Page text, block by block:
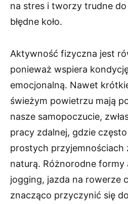
na stres i tworzy trudne
błędne koło.
Aktywność fizyczna jest
ponieważ wspiera
emocjonalną. Nawet
świeżym powietrzu mają
nasze samopoczucie,
pracy zdalnej, gdzie
prostych przyjemnościach
naturą. Różnorodne
jogging, jazda na rowerze
znacząco przyczynić się